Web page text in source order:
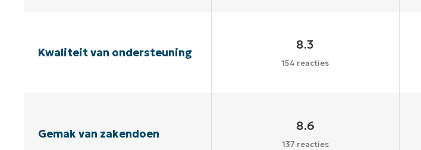
Kwaliteit van ondersteuning
8.3
154 reacties
Gemak van zakendoen
8.6
137 reacties